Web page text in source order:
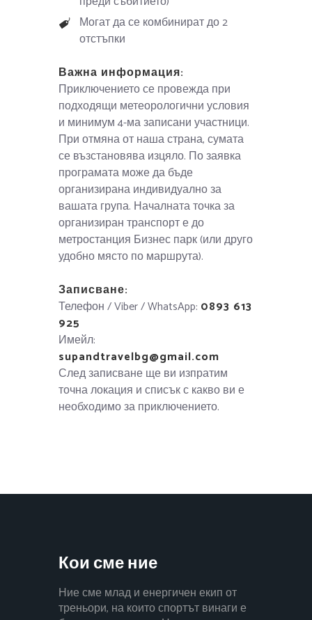
Могат да се комбинират до 2
отстъпки
Важна информация:
Приключението се провежда при
подходящи метеорологични условия
и минимум 4-ма записани участници.
При отмяна от наша страна, сумата
се възстановява изцяло. По заявка
програмата може да бъде
организирана индивидуално за
вашата група. Началната точка за
организиран транспорт е до
метростанция Бизнес парк (или друго
удобно място по маршрута).
Записване:
Телефон / Viber / WhatsApp: 0893 613
925
Имейл:
supandtravelbg@gmail.com
След записване ще ви изпратим
точна локация и списък с какво ви е
необходимо за приключението.
Кои сме ние
Ние сме млад и енергичен екип от
треньори, на които спортът винаги е